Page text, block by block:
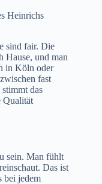
Heinrichs
sind fair. Die
Hause, und man
in Köln oder
fast
das
Qualität
sein. Man fühlt
Das ist
bei jedem